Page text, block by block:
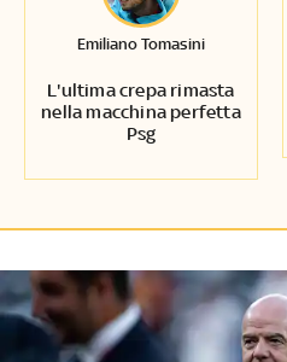
L'ultima crepa rimasta
nella macchina perfetta
Psg
Emiliano Tomasini